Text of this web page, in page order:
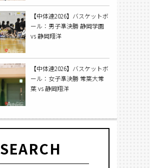
【中体連2026】バスケットボ
ール：男子準決勝 静岡学園
vs 静岡翔洋
【中体連2026】バスケットボ
ール：女子準決勝 常葉大常
葉 vs 静岡翔洋
SEARCH